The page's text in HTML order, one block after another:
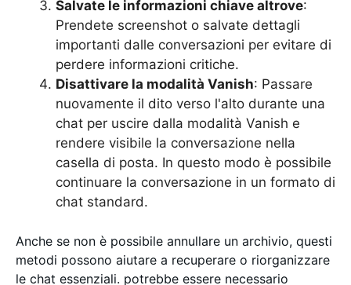
Salvate le informazioni chiave altrove:
Prendete screenshot o salvate dettagli
importanti dalle conversazioni per evitare di
perdere informazioni critiche.
Disattivare la modalità Vanish: Passare
nuovamente il dito verso l'alto durante una
chat per uscire dalla modalità Vanish e
rendere visibile la conversazione nella
casella di posta. In questo modo è possibile
continuare la conversazione in un formato di
chat standard.
Anche se non è possibile annullare un archivio, questi
metodi possono aiutare a recuperare o riorganizzare
le chat essenziali. potrebbe essere necessario